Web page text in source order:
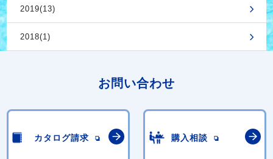
2019(13)
2018(1)
お問い合わせ
カタログ請求 購入相談